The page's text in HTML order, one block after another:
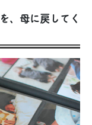
、母に戻してく